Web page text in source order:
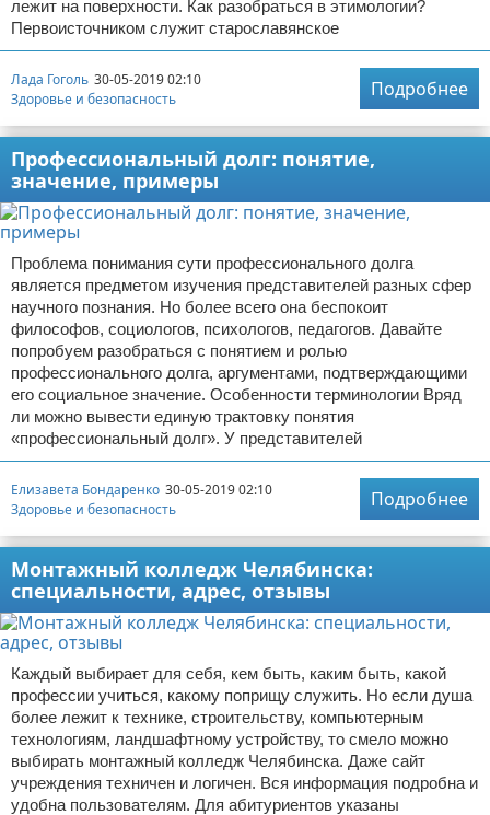
лежит на поверхности. Как разобраться в этимологии?
Первоисточником служит старославянское
Лада Гоголь 30-05-2019 02:10
Здоровье и безопасность
Подробнее
Профессиональный долг: понятие,
значение, примеры
Проблема понимания сути профессионального долга
является предметом изучения представителей разных сфер
научного познания. Но более всего она беспокоит
философов, социологов, психологов, педагогов. Давайте
попробуем разобраться с понятием и ролью
профессионального долга, аргументами, подтверждающими
его социальное значение. Особенности терминологии Вряд
ли можно вывести единую трактовку понятия
«профессиональный долг». У представителей
Елизавета Бондаренко 30-05-2019 02:10
Здоровье и безопасность
Подробнее
Монтажный колледж Челябинска:
специальности, адрес, отзывы
Каждый выбирает для себя, кем быть, каким быть, какой
профессии учиться, какому поприщу служить. Но если душа
более лежит к технике, строительству, компьютерным
технологиям, ландшафтному устройству, то смело можно
выбирать монтажный колледж Челябинска. Даже сайт
учреждения техничен и логичен. Вся информация подробна и
удобна пользователям. Для абитуриентов указаны